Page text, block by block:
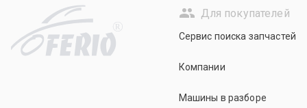
R
Для покупателей
Сервис поиска запчастей
Компании
Машины в разборе